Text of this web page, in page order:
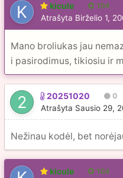
kicule 104
Atrašyta Birželio 1,
Mano broliukas jau
i pasirodimus, tikiosiu ir
20251020 0
Atrašyta Sausio 29,
Nežinau kodėl, bet
kicule 104